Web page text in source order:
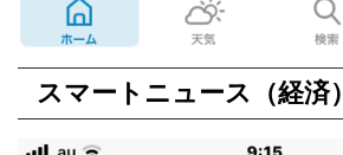
スマートニュース （経済）